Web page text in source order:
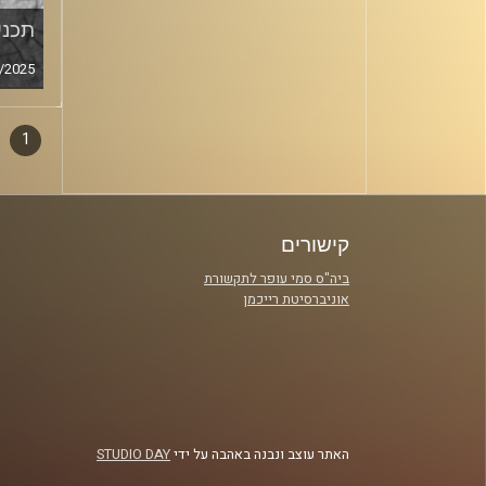
סגירה
1
קישורים
ביה"ס סמי עופר לתקשורת
אוניברסיטת רייכמן
האתר עוצב ונבנה באהבה על ידיSTUDIO DAY